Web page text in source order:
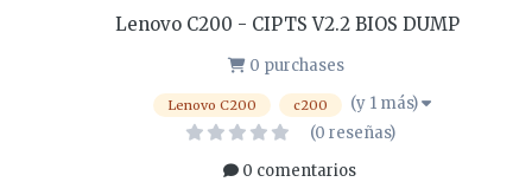
Lenovo C200 - CIPTS V2.2 BIOS DUMP
0 purchases
Lenovo C200 c200
(y 1 más)
(0 reseñas)
0 comentarios